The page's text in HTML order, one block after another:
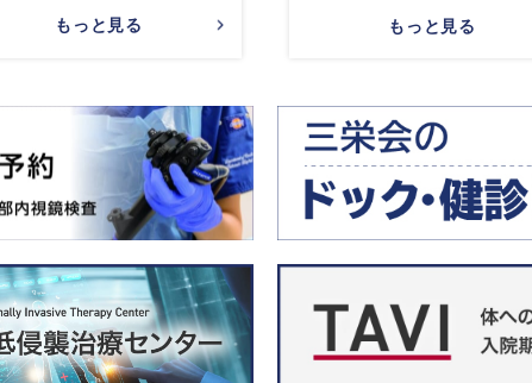
もっと見る もっと見る